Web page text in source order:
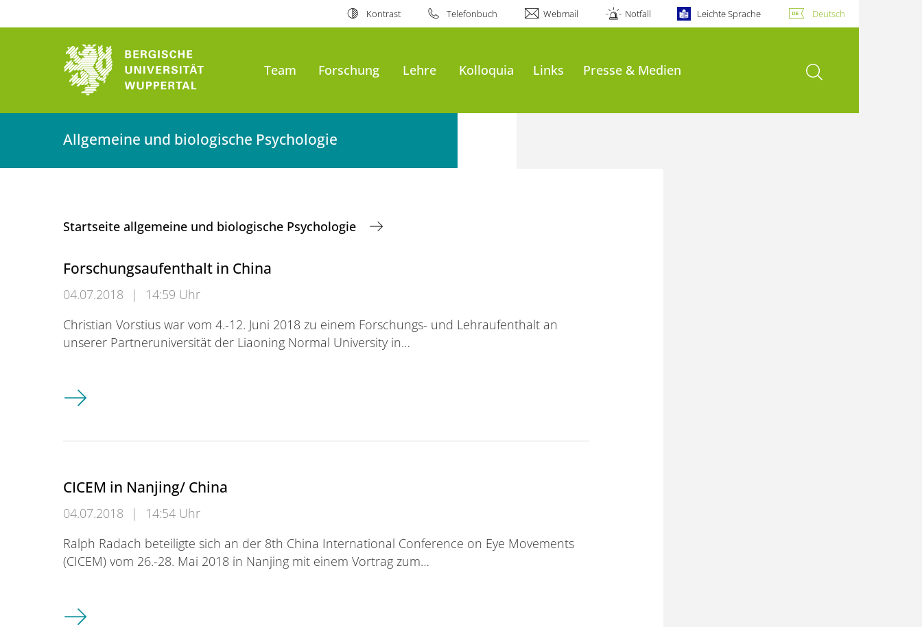
Kontrast Telefonbuch Webmail Notfall Leichte Sprache Deutsch
Team Forschung Lehre Kolloquia Links Presse & Medien Suche öffnen
Allgemeine und biologische Psychologie
Startseite allgemeine und biologische Psychologie
Forschungsaufenthalt in China
04.07.2018 |
14:59 Uhr
Christian Vorstius war vom 4.-12. Juni 2018 zu einem Forschungs- und Lehraufenthalt an
unserer Partneruniversität der Liaoning Normal University in…
Forschungsaufenthalt in China
CICEM in Nanjing/ China
04.07.2018 |
14:54 Uhr
Ralph Radach beteiligte sich an der 8th China International Conference on Eye Movements
(CICEM) vom 26.-28. Mai 2018 in Nanjing mit einem Vortrag zum…
CICEM in Nanjing/ China